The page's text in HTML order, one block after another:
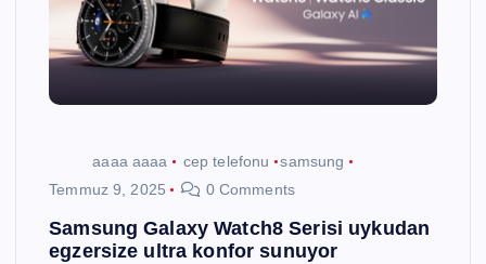
aaaa aaaa cep telefonu
samsung
Temmuz 9, 2025
0 Comments
Samsung Galaxy Watch8 Serisi uykudan
egzersize ultra konfor sunuyor